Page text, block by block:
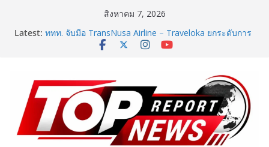
สิงหาคม 7, 2026
Latest: ททท. จับมือ TransNusa Airline – Traveloka ยกระดับการ
เชื่อมโยงไทย–อินโดนีเซีย ดันไทยสู่จุดหมายปลายทาง
ททท. สำนักงานมุมไบ เดินหน้ากลยุทธ์ Partnership 360°
ผนึก Team Thailand รุกตลาดอินเดียใต้–ศรีลังกา มุ่งยก
ระดับไทยสู่ Top of Mind Destination พร้อมเร่งกระตุ้น
การเดินทางของนักท่องเที่ยวในช่วงครึ่งปีหลัง 2569
เปิดตัวเทคโนโลยีเพื่อเด็ก LD ในงาน NCPD 2026 “ทอง
ก้อนใหญ่” ชูนวัตกรรมช่วยงานแพทย์และนักฟื้นฟู